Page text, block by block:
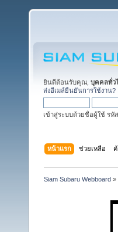
ยินดีต้อนรับคุณ, บุคคลทั่ว
ส่งอีเมล์ยืนยันการใช้งาน?
เข้าสู่ระบบด้วยชื่อผู้ใช้ รหั
หน้าแรก ช่วยเหลือ
Siam Subaru Webboard »